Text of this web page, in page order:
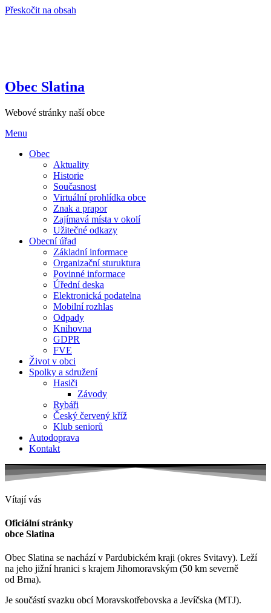
Přeskočit na obsah
Obec Slatina
Webové stránky naší obce
Menu
Obec
Aktuality
Historie
Současnost
Virtuální prohlídka obce
Znak a prapor
Zajímavá místa v okolí
Užitečné odkazy
Obecní úřad
Základní informace
Organizační sturuktura
Povinné informace
Úřední deska
Elektronická podatelna
Mobilní rozhlas
Odpady
Knihovna
GDPR
FVE
Život v obci
Spolky a sdružení
Hasiči
Závody
Rybáři
Český červený kříž
Klub seniorů
Autodoprava
Kontakt
Vítají vás
Oficiální stránky
obce Slatina
Obec Slatina se nachází v Pardubickém kraji (okres Svitavy). Leží
na jeho jižní hranici s krajem Jihomoravským (50 km severně
od Brna).
Je součástí svazku obcí Moravskotřebovska a Jevíčska (MTJ).